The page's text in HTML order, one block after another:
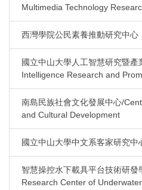
Multimedia Technology
西灣學院公民素養推動研究中心
國立中山大學人工智慧研究暨
Intelligence Research and
南島民族社會文化發展中心/
and Cultural Development
國立中山大學中文系客家研究
智慧操控水下載具平台技術研發
Research Center of